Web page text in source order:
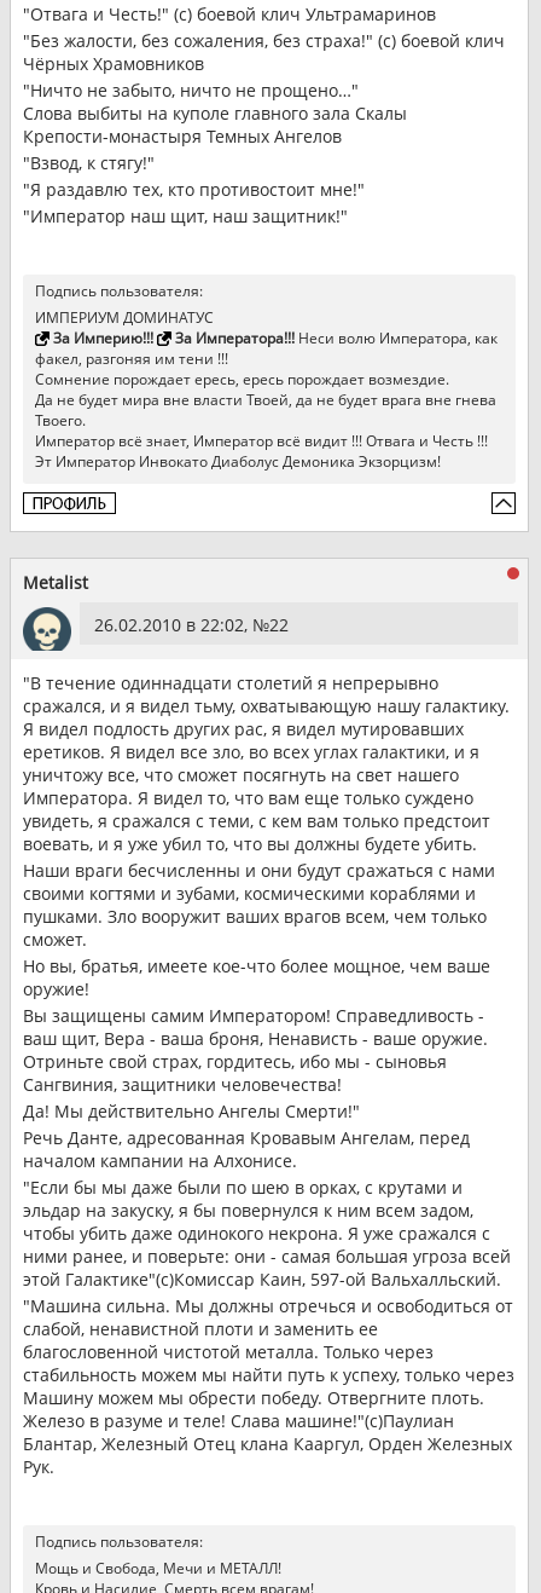
"Отвага и Честь!" (с) боевой клич Ультрамаринов
"Без жалости, без сожаления, без страха!" (с) боевой клич
Чёрных Храмовников
"Ничто не забыто, ничто не прощено…"
Слова выбиты на куполе главного зала Скалы
Крепости-монастыря Темных Ангелов
"Взвод, к стягу!"
"Я раздавлю тех, кто противостоит мне!"
"Император наш щит, наш защитник!"
Подпись пользователя:
ИМПЕРИУМ ДОМИНАТУС
За Империю!!!
За Императора!!!Неси волю Императора, как
факел, разгоняя им тени !!!
Сомнение порождает ересь, ересь порождает возмездие.
Да не будет мира вне власти Твоей, да не будет врага вне гнева
Твоего.
Император всё знает, Император всё видит !!! Отвага и Честь !!!
Эт Император Инвокато Диаболус Демоника Экзорцизм!
Metalist
26.02.2010 в 22:02, №22
"В течение одиннадцати столетий я непрерывно
сражался, и я видел тьму, охватывающую нашу галактику.
Я видел подлость других рас, я видел мутировавших
еретиков. Я видел все зло, во всех углах галактики, и я
уничтожу все, что сможет посягнуть на свет нашего
Императора. Я видел то, что вам еще только суждено
увидеть, я сражался с теми, с кем вам только предстоит
воевать, и я уже убил то, что вы должны будете убить.
Наши враги бесчисленны и они будут сражаться с нами
своими когтями и зубами, космическими кораблями и
пушками. Зло вооружит ваших врагов всем, чем только
сможет.
Но вы, братья, имеете кое-что более мощное, чем ваше
оружие!
Вы защищены самим Императором! Справедливость -
ваш щит, Вера - ваша броня, Ненависть - ваше оружие.
Отриньте свой страх, гордитесь, ибо мы - сыновья
Сангвиния, защитники человечества!
Да! Мы действительно Ангелы Смерти!"
Речь Данте, адресованная Кровавым Ангелам, перед
началом кампании на Алхонисе.
"Если бы мы даже были по шею в орках, с крутами и
эльдар на закуску, я бы повернулся к ним всем задом,
чтобы убить даже одинокого некрона. Я уже сражался с
ними ранее, и поверьте: они - самая большая угроза всей
этой Галактике"(с)Комиссар Каин, 597-ой Вальхалльский.
"Машина сильна. Мы должны отречься и освободиться от
слабой, ненавистной плоти и заменить ее
благословенной чистотой металла. Только через
стабильность можем мы найти путь к успеху, только через
Машину можем мы обрести победу. Отвергните плоть.
Железо в разуме и теле! Слава машине!"(с)Паулиан
Блантар, Железный Отец клана Кааргул, Орден Железных
Рук.
Подпись пользователя:
Мощь и Свобода, Мечи и МЕТАЛЛ!
Кровь и Насилие, Смерть всем врагам!